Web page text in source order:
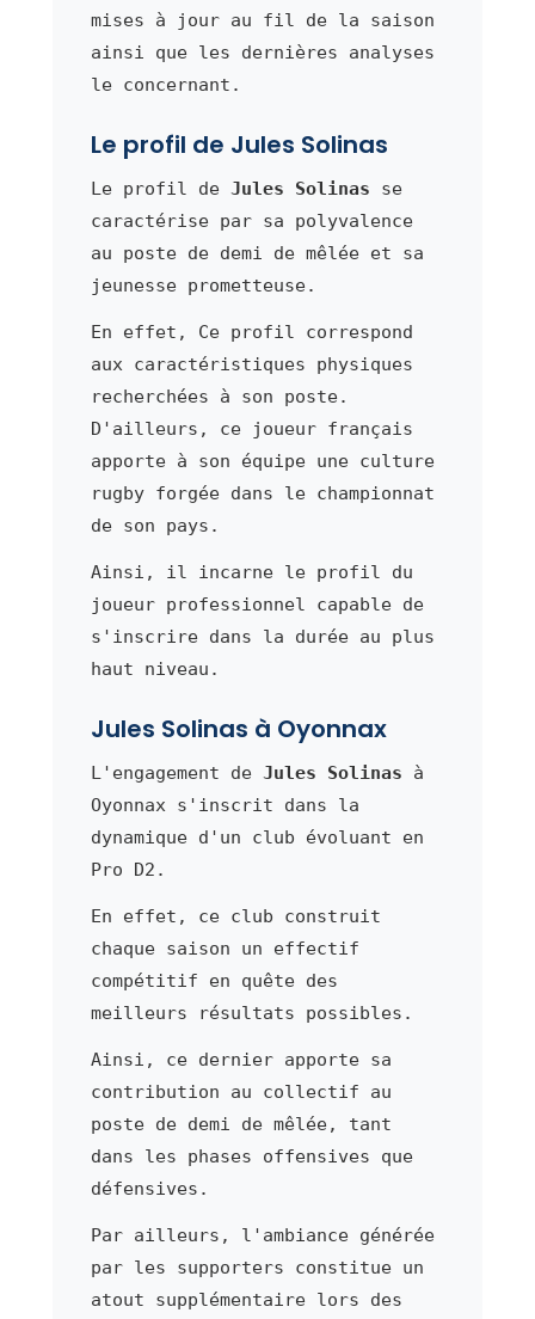
mises à jour au fil de la saison
ainsi que les dernières analyses
le concernant.
Le profil de Jules Solinas
Le profil de Jules Solinas se
caractérise par sa polyvalence
au poste de demi de mêlée et sa
jeunesse prometteuse.
En effet, Ce profil correspond
aux caractéristiques physiques
recherchées à son poste.
D'ailleurs, ce joueur français
apporte à son équipe une culture
rugby forgée dans le championnat
de son pays.
Ainsi, il incarne le profil du
joueur professionnel capable de
s'inscrire dans la durée au plus
haut niveau.
Jules Solinas à Oyonnax
L'engagement de Jules Solinas à
Oyonnax s'inscrit dans la
dynamique d'un club évoluant en
Pro D2.
En effet, ce club construit
chaque saison un effectif
compétitif en quête des
meilleurs résultats possibles.
Ainsi, ce dernier apporte sa
contribution au collectif au
poste de demi de mêlée, tant
dans les phases offensives que
défensives.
Par ailleurs, l'ambiance générée
par les supporters constitue un
atout supplémentaire lors des